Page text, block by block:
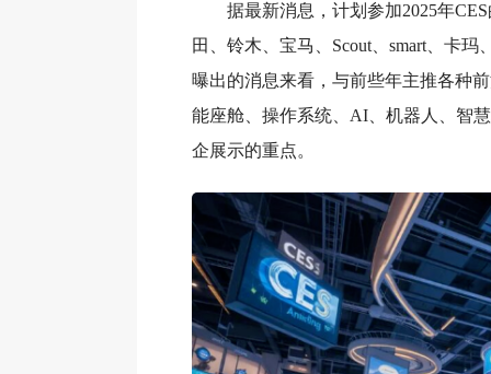
据最新消息，计划参加2025年
田、铃木、宝马、Scout、smart、卡玛
曝出的消息来看，与前些年主推各种
能座舱、操作系统、AI、机器人、智
企展示的重点。